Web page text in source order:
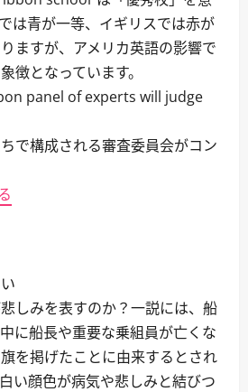
は青が一等、イギリスでは赤が
ますが、アメリカ英語の影響で
徴となっています。
panel of experts will judge
で構成される審査委員会がコン
しみを表すのか？一説には、船
に船長や重要な乗組員が亡くな
を掲げたことに由来するとされ
い顔色が病気や悲しみと結びつ